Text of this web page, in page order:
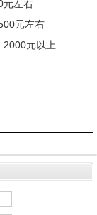
元左右
元左右
2000元以上